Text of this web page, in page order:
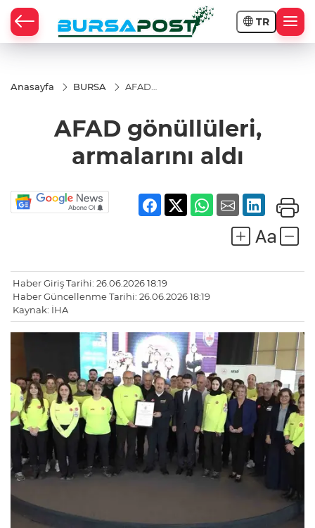
TR
Anasayfa BURSA
AFAD
AFAD gönüllüleri,
armalarını aldı
Haber Giriş Tarihi: 26.06.2026 18:19
Haber Güncellenme Tarihi: 26.06.2026 18:19
Kaynak: İHA